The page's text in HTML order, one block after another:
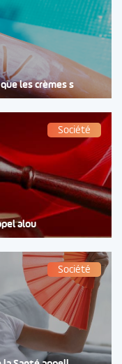
les crèmes s
Société
alou
Société